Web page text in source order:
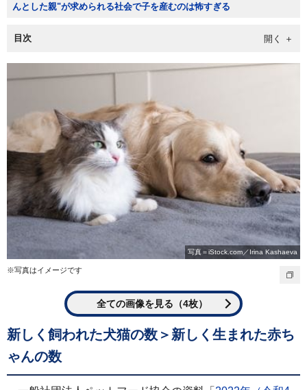
んとした親"が求められる社会で子を産むのは怖すぎる
目次
写真＝iStock.com／Irina Kashaeva
※写真はイメージです
全ての画像を見る（4枚）
新しく飼われた犬猫の数＞新しく生まれた赤ち
ゃんの数